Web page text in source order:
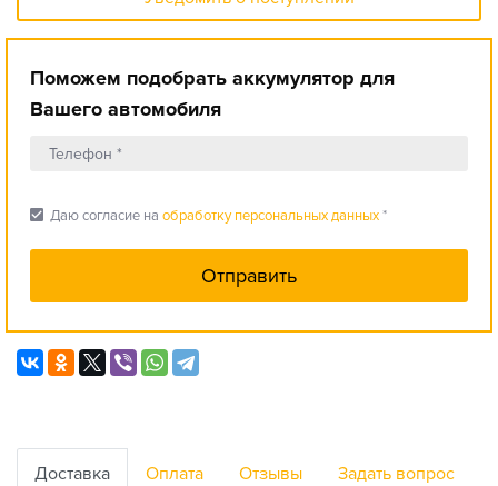
Поможем подобрать аккумулятор для
Вашего автомобиля
check_box Даю согласие на обработку персональных данных*
Доставка Оплата Отзывы Задать вопрос